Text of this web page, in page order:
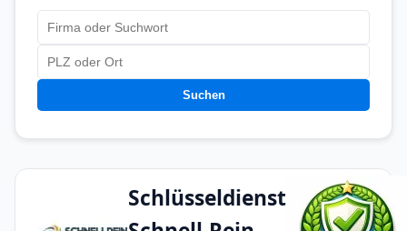
Suchen
Schlüsseldienst